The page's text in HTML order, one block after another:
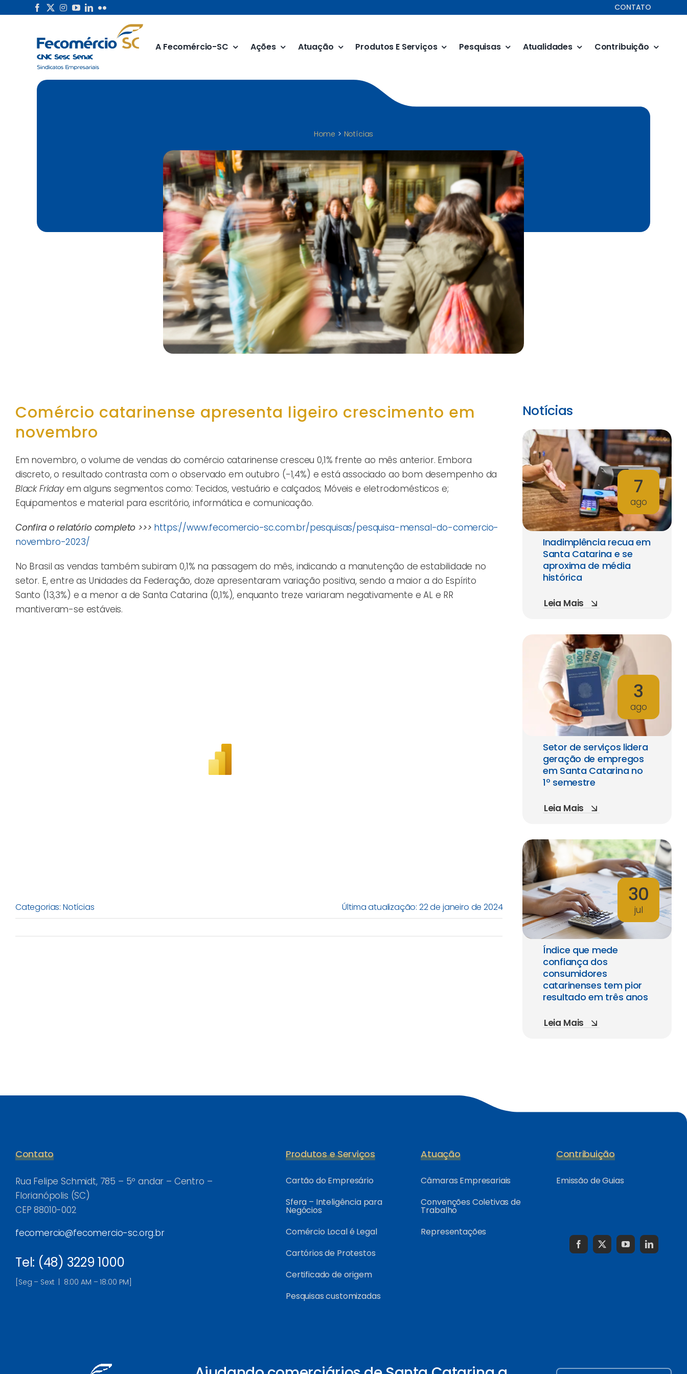
CONTATO
A Fecomércio-SC Ações Atuação Produtos E Serviços Pesquisas Atualidades Contribuição
Home Notícias
Comércio catarinense apresenta ligeiro crescimento em
novembro
Em novembro, o volume de vendas do comércio catarinense cresceu 0,1% frente ao mês anterior. Embora
discreto, o resultado contrasta com o observado em outubro (-1,4%) e está associado ao bom desempenho da
Black Fridayem alguns segmentos como: Tecidos, vestuário e calçados; Móveis e eletrodomésticos e;
Equipamentos e material para escritório, informática e comunicação.
Confira o relatório completo >>> https://www.fecomercio-sc.com.br/pesquisas/pesquisa-mensal-do-comercio-
novembro-2023/
No Brasil as vendas também subiram 0,1% na passagem do mês, indicando a manutenção de estabilidade no
setor. E, entre as Unidades da Federação, doze apresentaram variação positiva, sendo a maior a do Espírito
Santo (13,3%) e a menor a de Santa Catarina (0,1%), enquanto treze variaram negativamente e AL e RR
mantiveram-se estáveis.
Categorias: Notícias Última atualização: 22 de janeiro de 2024
Notícias
7
ago
Inadimplência recua em
Santa Catarina e se
aproxima de média
histórica
Leia Mais
3
ago
Setor de serviços lidera
geração de empregos
em Santa Catarina no
1º semestre
Leia Mais
30
jul
Índice que mede
confiança dos
consumidores
catarinenses tem pior
resultado em três anos
Leia Mais
Contato
Rua Felipe Schmidt, 785 – 5º andar – Centro –
Florianópolis (SC)
CEP 88010-002
fecomercio@fecomercio-sc.org.br
Tel: (48) 3229 1000
[Seg – Sext | 8:00 AM – 18:00 PM]
Produtos e Serviços
Cartão do Empresário
Sfera – Inteligência para
Negócios
Comércio Local é Legal
Cartórios de Protestos
Certificado de origem
Pesquisas customizadas
Atuação
Câmaras Empresariais
Convenções Coletivas de
Trabalho
Representações
Contribuição
Emissão de Guias